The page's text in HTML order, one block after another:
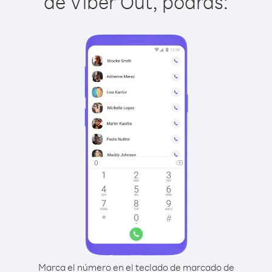
Marca el número en el teclado de marcado de